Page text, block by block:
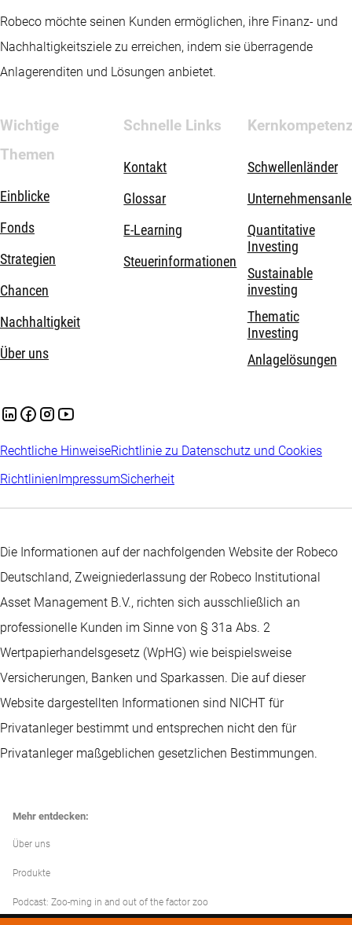
Robeco möchte seinen Kunden ermöglichen, ihre Finanz- und
Nachhaltigkeitsziele zu erreichen, indem sie überragende
Anlagerenditen und Lösungen anbietet.
Wichtige
Themen
Einblicke
Fonds
Strategien
Chancen
Nachhaltigkeit
Über uns
Schnelle Links
Kontakt
Glossar
E-Learning
Steuerinformationen
Schwellenländer
Quantitative
Investing
Sustainable
investing
Thematic
Investing
Anlagelösungen
Rechtliche HinweiseRichtlinie zu Datenschutz und Cookies
RichtlinienImpressumSicherheit
Die Informationen auf der nachfolgenden Website der Robeco
Deutschland, Zweigniederlassung der Robeco Institutional
Asset Management B.V., richten sich ausschließlich an
professionelle Kunden im Sinne von § 31a Abs. 2
Wertpapierhandelsgesetz (WpHG) wie beispielsweise
Versicherungen, Banken und Sparkassen. Die auf dieser
Website dargestellten Informationen sind NICHT für
Privatanleger bestimmt und entsprechen nicht den für
Privatanleger maßgeblichen gesetzlichen Bestimmungen.
Mehr entdecken:
Über uns
Produkte
Podcast: Zoo-ming in and out of the factor zoo